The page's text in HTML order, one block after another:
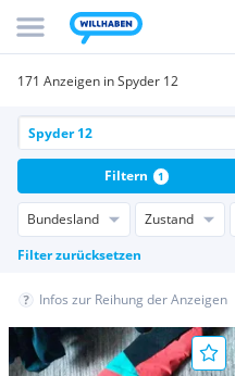
171 Anzeigen in Spyder 12
Bundesland Zustand
Filter zurücksetzen
Filtern 1
Infos zur Reihung der Anzeigen